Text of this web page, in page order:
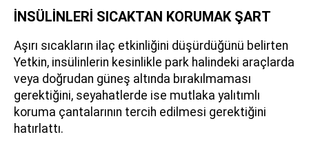
İNSÜLİNLERİ SICAKTAN KORUMAK ŞART
Aşırı sıcakların ilaç etkinliğini düşürdüğünü belirten
Yetkin, insülinlerin kesinlikle park halindeki araçlarda
veya doğrudan güneş altında bırakılmaması
gerektiğini, seyahatlerde ise mutlaka yalıtımlı
koruma çantalarının tercih edilmesi gerektiğini
hatırlattı.